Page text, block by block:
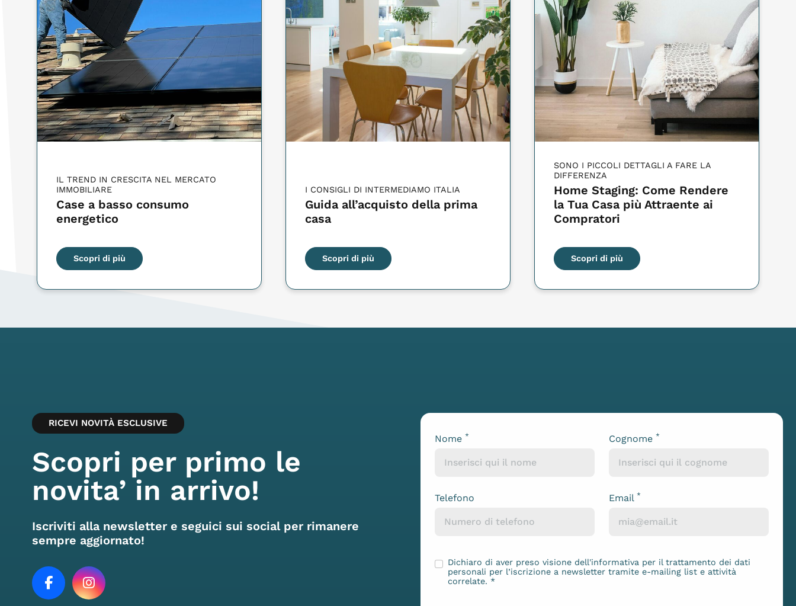
IL TREND IN CRESCITA NEL MERCATO
IMMOBILIARE
Case a basso consumo
energetico
Scopri di più
I CONSIGLI DI INTERMEDIAMO ITALIA
Guida all’acquisto della prima
casa
Scopri di più
SONO I PICCOLI DETTAGLI A FARE LA
DIFFERENZA
Home Staging: Come Rendere
la Tua Casa più Attraente ai
Compratori
Scopri di più
RICEVI NOVITÀ ESCLUSIVE
Scopri per primo le
novita’ in arrivo!
Iscriviti alla newsletter e seguici sui social per rimanere
sempre aggiornato!
Lascia questo campo vuoto
Nome * Cognome *
Telefono Email *
Dichiaro di aver preso visione dell'informativa per il trattamento dei dati
personali per l’iscrizione a newsletter tramite e-mailing list e attività
correlate. *